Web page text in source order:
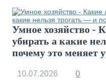
Умное хозяйство -
убирать а какие
почему это меняет
10.07.2026 0